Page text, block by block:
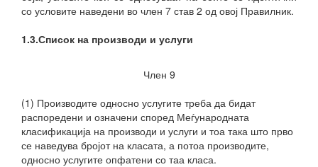
со условите наведени во член 7 став 2 од овој Правилник.
1.3.Список на производи и услуги
Член 9
(1) Производите односно услугите треба да бидат
распоредени и означени според Меѓународната
класификација на производи и услуги и тоа така што прво
се наведува бројот на класата, а потоа производите,
односно услугите опфатени со таа класа.